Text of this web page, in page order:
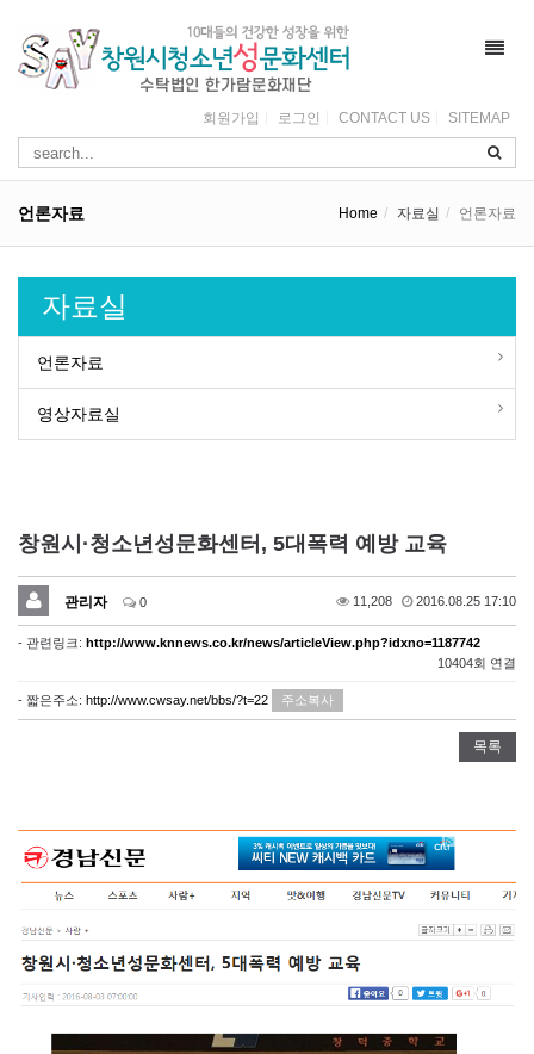
회원가입 로그인 CONTACT US SITEMAP
언론자료 Home 자료실 언론자료
자료실
언론자료
영상자료실
창원시·청소년성문화센터, 5대폭력 예방 교육
관리자 0 11,208 2016.08.25 17:10
- 관련링크: http://www.knnews.co.kr/news/articleView.php?idxno=1187742
10404회 연결
- 짧은주소: http://www.cwsay.net/bbs/?t=22 주소복사
목록